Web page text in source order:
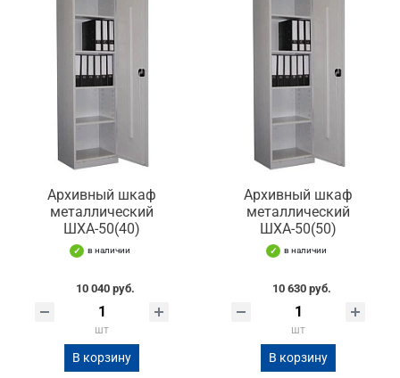
Архивный шкаф
металлический
ШХА-50(40)
в наличии
10 040 руб.
шт
В корзину
Архивный шкаф
металлический
ШХА-50(50)
в наличии
10 630 руб.
шт
В корзину